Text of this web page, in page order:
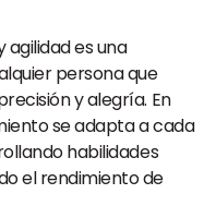
es una
persona que
y alegría. En
se adapta a cada
habilidades
el rendimiento de